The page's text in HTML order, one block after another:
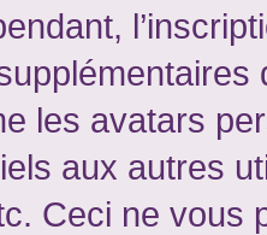
les avatars
aux autres
Ceci ne vous